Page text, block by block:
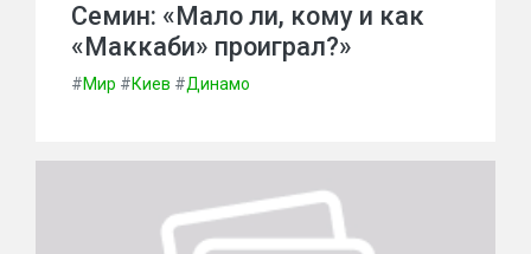
Семин: «Мало ли, кому и как
«Маккаби» проиграл?»
#Мир #Киев #Динамо